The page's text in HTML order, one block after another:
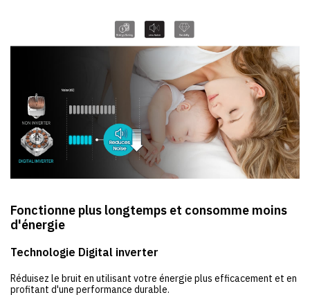
Fonctionne plus longtemps et consomme moins
d'énergie
Technologie Digital inverter
Réduisez le bruit en utilisant votre énergie plus efficacement et en
profitant d'une performance durable.